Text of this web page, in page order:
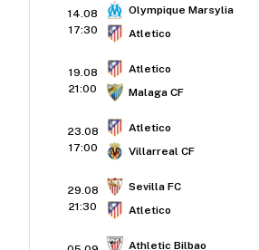
14.08
17:30
Olympique Marsylia
Atletico
19.08
21:00
Atletico
Malaga CF
23.08
17:00
Atletico
Villarreal CF
29.08
21:30
Sevilla FC
Atletico
Athletic Bilbao